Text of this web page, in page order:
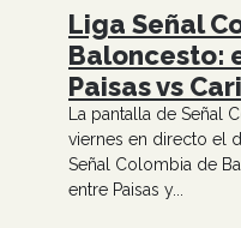
Liga Señal
Baloncesto:
Paisas vs
La pantalla de Señal
viernes en directo el
Señal Colombia de
entre Paisas y...